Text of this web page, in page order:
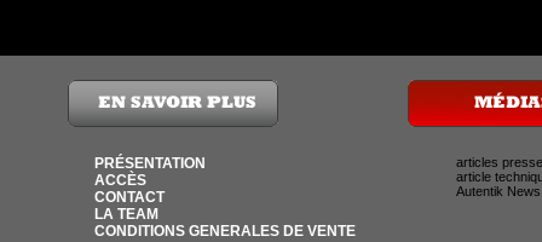
PRÉSENTATION
ACCÈS
CONTACT
LA TEAM
CONDITIONS GENERALES DE VENTE
articles presse
article
Autentik News